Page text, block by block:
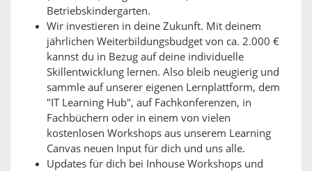
Betriebskindergarten.
Wir investieren in deine Zukunft. Mit deinem
jährlichen Weiterbildungsbudget von ca. 2.000 €
kannst du in Bezug auf deine individuelle
Skillentwicklung lernen. Also bleib neugierig und
sammle auf unserer eigenen Lernplattform, dem
"IT Learning Hub", auf Fachkonferenzen, in
Fachbüchern oder in einem von vielen
kostenlosen Workshops aus unserem Learning
Canvas neuen Input für dich und uns alle.
Updates für dich bei Inhouse Workshops und